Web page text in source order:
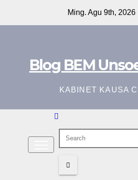
Ming. Agu 9th, 2026
Blog BEM
KABINET KAUSA